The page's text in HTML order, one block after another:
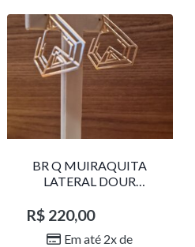
BR Q MUIRAQUITA
LATERAL DOUR
R$ 220,00
Em até 2x de